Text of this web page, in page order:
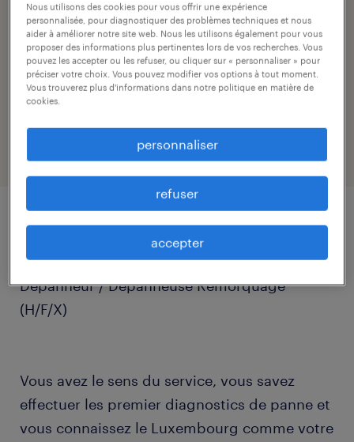
courriel du contact
logistique@randstad.lu
référence
détails du poste
Dépanneur / Dépanneuse Remorquage
(H/F/X)
Vous avez le sens du service, vous savez
effectuer les premier diagnostics de panne et
vous connaissez le Luxembourg comme votre
Nous utilisons des cookies pour vous offrir une expérience
personnalisée, pour diagnostiquer des problèmes techniques et nous
aider à améliorer notre site web. Nous les utilisons également pour vous
proposer des informations plus pertinentes lors de vos recherches. Vous
pouvez les accepter ou les refuser, ou cliquer sur « personnaliser » pour
préciser votre choix. Vous pouvez modifier vos options à tout moment.
Vous trouverez plus d'informations dans notre politique en matière de
cookies.
personnaliser
refuser
accepter